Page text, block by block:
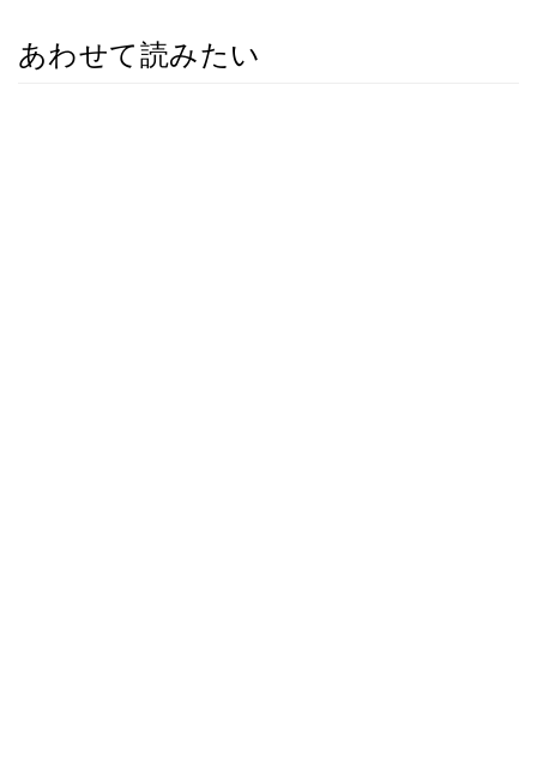
あわせて読みたい